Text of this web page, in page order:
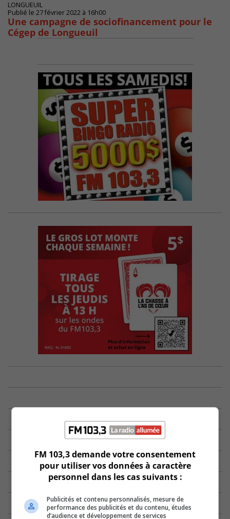
LONGUEUIL
Publié le 27 février 2022 à 16h00
Une campagne de sociofinancement pour le
Cégep de Longueuil
FM 103,3 demande votre consentement
pour utiliser vos données à caractère
personnel dans les cas suivants :
Publicités et contenu personnalisés, mesure de
performance des publicités et du contenu, études
d’audience et développement de services